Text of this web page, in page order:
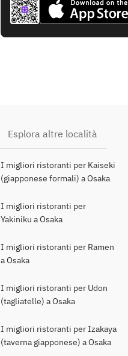
Esplora altre località
I migliori ristoranti per Kaiseki
(giapponese formali) a Osaka
I migliori ristoranti per
Yakiniku a Osaka
I migliori ristoranti per Ramen
a Osaka
I migliori ristoranti per Udon
(tagliatelle) a Osaka
I migliori ristoranti per Izakaya
(taverna giapponese) a Osaka